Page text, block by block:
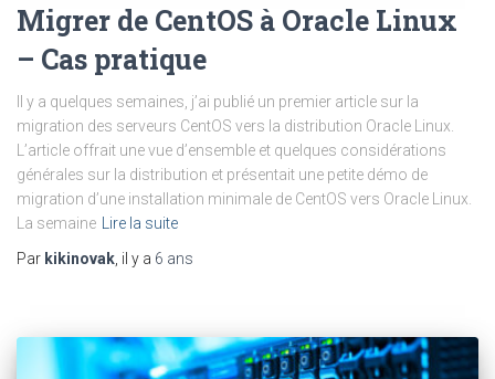
Migrer de CentOS à Oracle Linux
– Cas pratique
Il y a quelques semaines, j’ai publié un premier article sur la
migration des serveurs CentOS vers la distribution Oracle Linux.
L’article offrait une vue d’ensemble et quelques considérations
générales sur la distribution et présentait une petite démo de
migration d’une installation minimale de CentOS vers Oracle Linux.
La semaine
Lire la suite
Par kikinovak , il y a 6 ans